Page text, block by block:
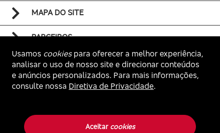
MAPA DO SITE
PARCEIROS
Voltar ao topo
Usamos cookiespara oferecer a melhor experiência,
analisar o uso de nosso site e direcionar conteúdos
e anúncios personalizados. Para mais informações,
consulte nossa Diretiva de Privacidade.
Aceitar cookies